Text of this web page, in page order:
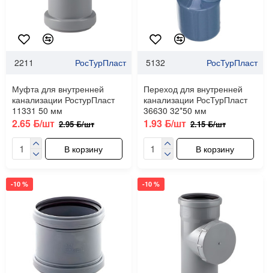
2211 РосТурПласт
Муфта для внутренней
канализации РостурПласт
11331 50 мм
2.65 ƃ/шт 2.95 ƃ/шт
В корзину
5132 РосТурПласт
Переход для внутренней
канализации РосТурПласт
36630 32*50 мм
1.93 ƃ/шт 2.15 ƃ/шт
В корзину
-10 % -10 %